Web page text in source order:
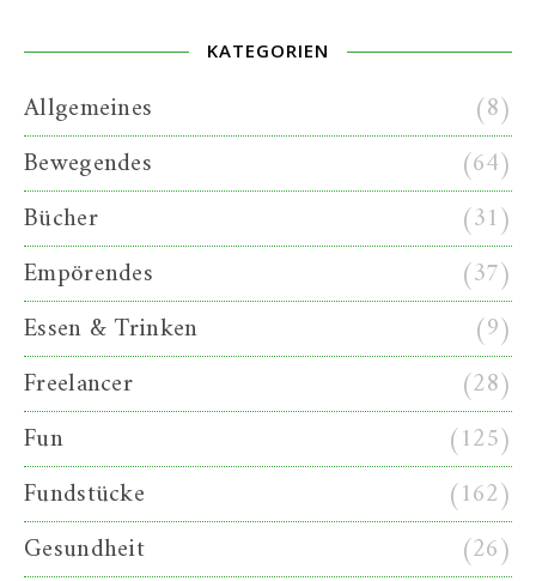
KATEGORIEN
Allgemeines
(8)
Bewegendes
(64)
Bücher
(31)
Empörendes
(37)
Essen & Trinken
(9)
Freelancer
(28)
Fun
(125)
Fundstücke
(162)
Gesundheit
(26)